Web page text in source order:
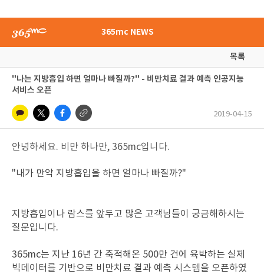
365mc NEWS
목록
"나는 지방흡입 하면 얼마나 빠질까?" - 비만치료 결과 예측 인공지능
서비스 오픈
2019-04-15
안녕하세요. 비만 하나만, 365mc입니다.
"내가 만약 지방흡입을 하면 얼마나 빠질까?"
지방흡입이나 람스를 앞두고 많은 고객님들이 궁금해하시는
질문입니다.
365mc는 지난 16년 간 축적해온 500만 건에 육박하는 실제
빅데이터를 기반으로 비만치료 결과 예측 시스템을 오픈하였